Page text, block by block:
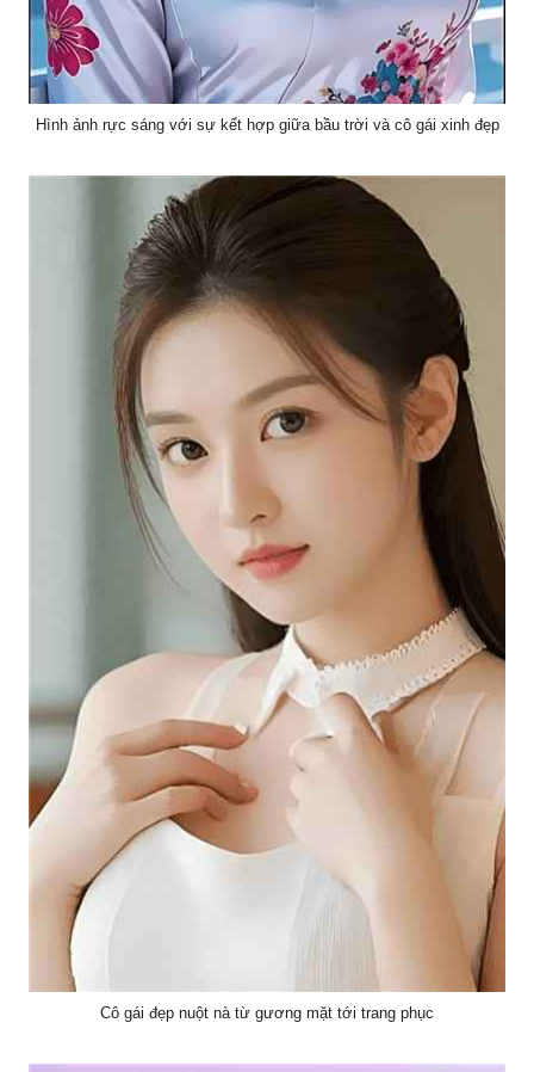
Hình ảnh rực sáng với sự kết hợp giữa bầu trời và cô gái xinh đẹp
Cô gái đẹp nuột nà từ gương mặt tới trang phục